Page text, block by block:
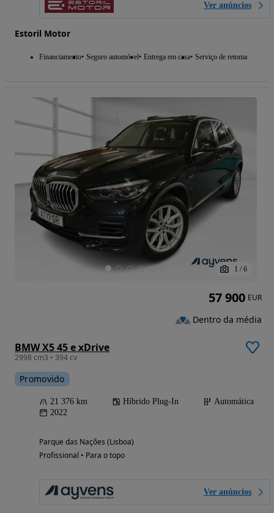
Ver anúncios
Estoril Motor
Financiamento Seguro automóvel Entrega em casa Serviço de retoma
1 / 6
BMW X5 45 e xDrive
2998 cm3 • 394 cv
Promovido
21 376 km Híbrido Plug-In
Automática
2022
Parque das Nações (Lisboa)
Profissional • Para o topo
Ver anúncios
57 900 EUR
Dentro da média